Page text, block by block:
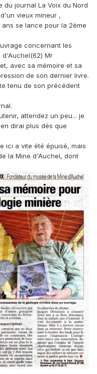
journal La Voix du Nord
vieux mineur ,
se lance pour la 2ème
concernant les
d'Auchel(62) Mr
avec sa mémoire et sa
de son dernier livre.
tenu de son précédent
attendez un peu... je
dirai plus dès que
ici a vite été épuisé, mais
la Mine d'Auchel, dont